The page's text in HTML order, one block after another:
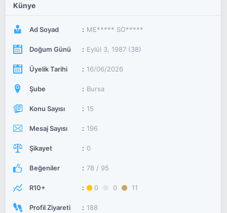
Künye
Ad Soyad ME***** SO*****
Doğum Günü Eylül 3, 1987 (38)
Üyelik Tarihi 16/06/2026
Şube Bursa
Konu Sayısı 15
Mesaj Sayısı 196
Şikayet 0
Beğeniler 78 / 95
R10+ 0 0 11
Profil Ziyareti 188